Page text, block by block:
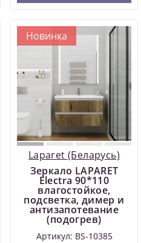
Новинка
Laparet (Беларусь)
Зеркало LAPARET
Electra 90*110
влагостойкое,
подсветка, димер и
антизапотевание
(подогрев)
Артикул: BS-10385